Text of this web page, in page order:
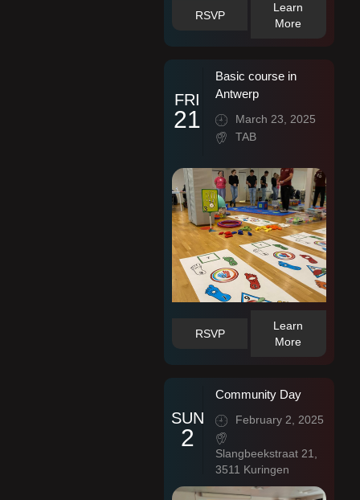
RSVP
Learn
More
FRI
21
Basic course in
Antwerp
March 23, 2025
TAB
RSVP
Learn
More
SUN
2
Community Day
February 2, 2025
Slangbeekstraat 21,
3511 Kuringen